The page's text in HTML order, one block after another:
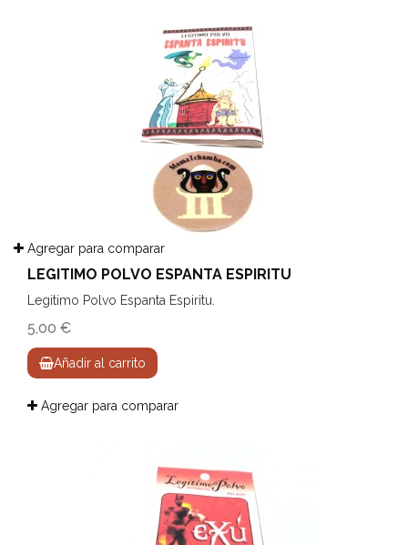
Agregar para comparar
LEGITIMO POLVO ESPANTA ESPIRITU
Legitimo Polvo Espanta Espiritu.
5,00 €
Añadir al carrito
Agregar para comparar